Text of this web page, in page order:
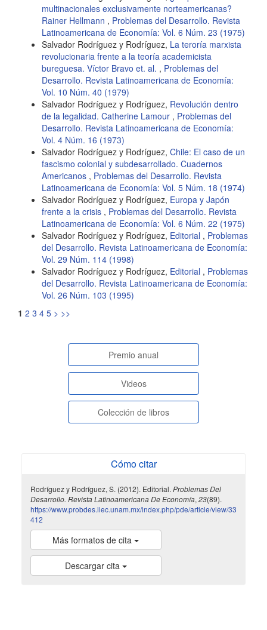
multinacionales exclusivamente norteamericanas?
Rainer Hellmann , Problemas del Desarrollo. Revista
Latinoamericana de Economía: Vol. 6 Núm. 23 (1975)
Salvador Rodríguez y Rodríguez, La teroría marxista
revolucionaria frente a la teoría academicista
bureguesa. Víctor Bravo et. al. , Problemas del
Desarrollo. Revista Latinoamericana de Economía:
Vol. 10 Núm. 40 (1979)
Salvador Rodríguez y Rodríguez, Revolución dentro
de la legalidad. Catherine Lamour , Problemas del
Desarrollo. Revista Latinoamericana de Economía:
Vol. 4 Núm. 16 (1973)
Salvador Rodríguez y Rodríguez, Chile: El caso de un
fascismo colonial y subdesarrollado. Cuadernos
Americanos , Problemas del Desarrollo. Revista
Latinoamericana de Economía: Vol. 5 Núm. 18 (1974)
Salvador Rodríguez y Rodríguez, Europa y Japón
frente a la crisis , Problemas del Desarrollo. Revista
Latinoamericana de Economía: Vol. 6 Núm. 22 (1975)
Salvador Rodríguez y Rodríguez, Editorial , Problemas
del Desarrollo. Revista Latinoamericana de Economía:
Vol. 29 Núm. 114 (1998)
Salvador Rodríguez y Rodríguez, Editorial , Problemas
del Desarrollo. Revista Latinoamericana de Economía:
Vol. 26 Núm. 103 (1995)
1 2 3 4 5 > >>
paginasespeciales
Premio anual
Videos
Colección de libros
Cómo citar
Rodríguez y Rodríguez, S. (2012). Editorial. Problemas Del
Desarrollo. Revista Latinoamericana De Economía, 23(89).
https://www.probdes.iiec.unam.mx/index.php/pde/article/view/33
412
Más formatos de cita
Descargar cita